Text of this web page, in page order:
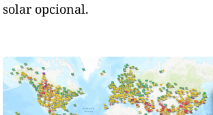
solar opcional.